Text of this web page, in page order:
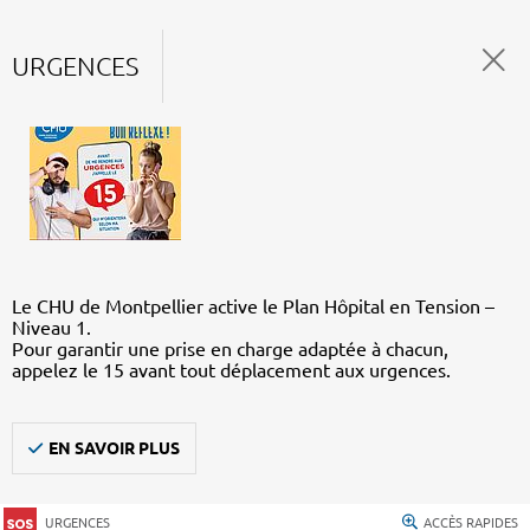
URGENCES
Le CHU de Montpellier active le Plan Hôpital en Tension –
Niveau 1.
Pour garantir une prise en charge adaptée à chacun,
appelez le 15 avant tout déplacement aux urgences.
EN SAVOIR PLUS
URGENCES ACCÈS RAPIDES